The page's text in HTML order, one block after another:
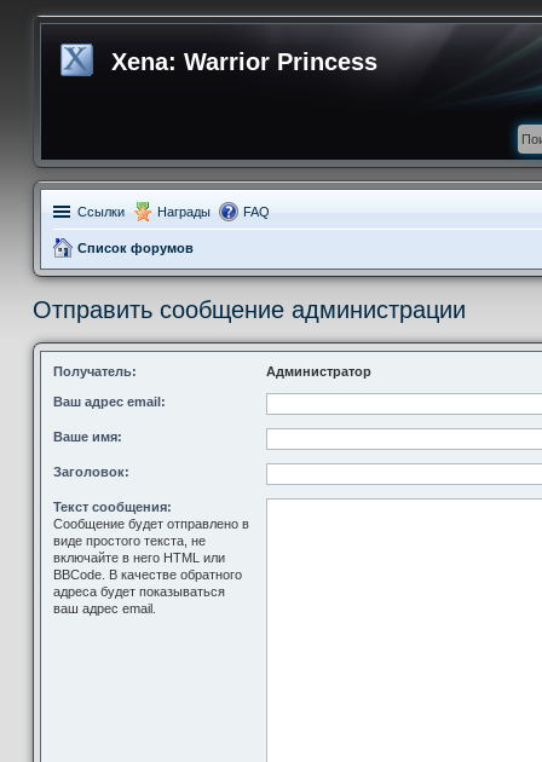
Xena: Warrior Princess
Ссылки Награды FAQ
Список форумов
Отправить сообщение администрации
Получатель: Администратор
Ваш адрес email:
Ваше имя:
Заголовок:
Текст сообщения:
Сообщение будет отправлено в
виде простого текста, не
включайте в него HTML или
BBCode. В качестве обратного
адреса будет показываться
ваш адрес email.